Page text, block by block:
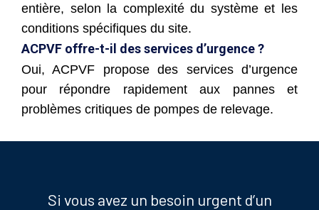
entière, selon la complexité du système et les
conditions spécifiques du site.
ACPVF offre-t-il des services d’urgence ?
Oui, ACPVF propose des services d’urgence
pour répondre rapidement aux pannes et
problèmes critiques de pompes de relevage.
Si vous avez un besoin urgent d’un